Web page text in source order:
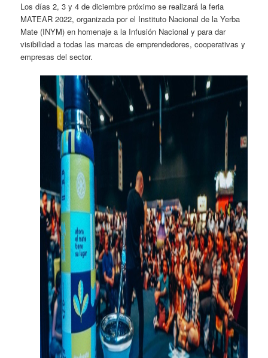
Los días 2, 3 y 4 de diciembre próximo se realizará la feria
MATEAR 2022, organizada por el Instituto Nacional de la Yerba
Mate (INYM) en homenaje a la Infusión Nacional y para dar
visibilidad a todas las marcas de emprendedores, cooperativas y
empresas del sector.